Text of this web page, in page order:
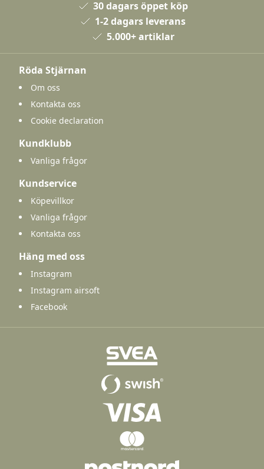
30 dagars öppet köp
1-2 dagars leverans
5.000+ artiklar
Röda Stjärnan
Om oss
Kontakta oss
Cookie declaration
Kundklubb
Vanliga frågor
Kundservice
Köpevillkor
Vanliga frågor
Kontakta oss
Häng med oss
Instagram
Instagram airsoft
Facebook